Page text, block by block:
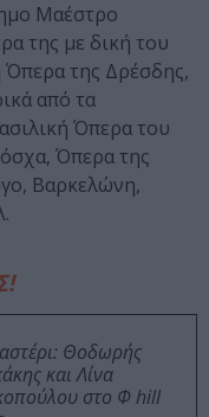
Μαέστρο
της με δική του
Όπερα της Δρέσδης,
από τα
Όπερα του
Όπερα της
Βαρκελώνη,
Θοδωρής
και Λίνα
στο Φ hill